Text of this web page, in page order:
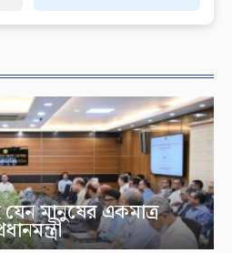
মানুষের একমাত্র